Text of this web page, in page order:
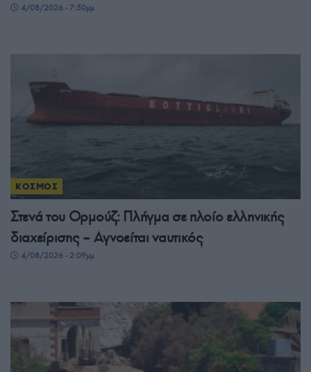
4/08/2026 - 7:50μμ
ΚΟΣΜΟΣ
Στενά του Ορμούζ: Πλήγμα σε πλοίο ελληνικής
διαχείρισης – Αγνοείται ναυτικός
4/08/2026 - 2:09μμ